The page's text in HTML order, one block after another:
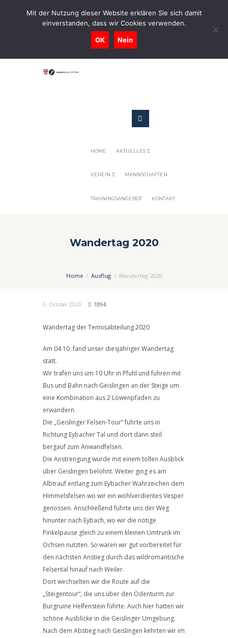
0731-9716400
Geschaeftsstelle@tennis-tsv-pfuhl.de
HOME AKTUELLES
VEREIN MANNSCHAFTEN
TRAININGSANGEBOT KONTAKT
Wandertag 2020
Home Ausflug Wandertag 2020
5. October 2020 1094
Wandertag der Tennisabteilung 2020
Am 04.10. fand unser diesjähriger Wandertag
statt.
Wir trafen uns um 10 Uhr in Pfuhl und fuhren mit
Bus und Bahn nach Geislingen an der Steige um
eine Kombination aus 2 Löwenpfaden zu
erwandern.
Die „Geislinger Felsen-Tour“ führte uns in
Richtung Eybacher Tal und dort dann steil
bergauf zum Anwandfelsen.
Die Anstrengung wurde mit einem tollen Ausblick
über Geislingen belohnt. Weiter ging es am
Albtrauf entlang zum Eybacher Wahrzeichen dem
Himmelsfelsen wo wir ein wohlverdientes Vesper
genossen. Anschließend führte uns der Weg
hinunter nach Eybach, wo wir die nötige
Pinkelpause gleich zu einem kleinen Umtrunk im
Ochsen nutzten. So waren wir gut vorbereitet für
den nächsten Anstieg durch das wildromantische
Felsental hinauf nach Weiler.
Dort wechselten wir die Route auf die
„Steigentour“, die uns über den Ödenturm zur
Burgruine Helfenstein führte. Auch hier hatten wir
schöne Ausblicke in die Geislinger Umgebung.
Nach dem Abstieg nach Geislingen kehrten wir im
Mit der Nutzung dieser Website erklären Sie sich damit
einverstanden, dass wir Cookies verwenden.
OK Nein